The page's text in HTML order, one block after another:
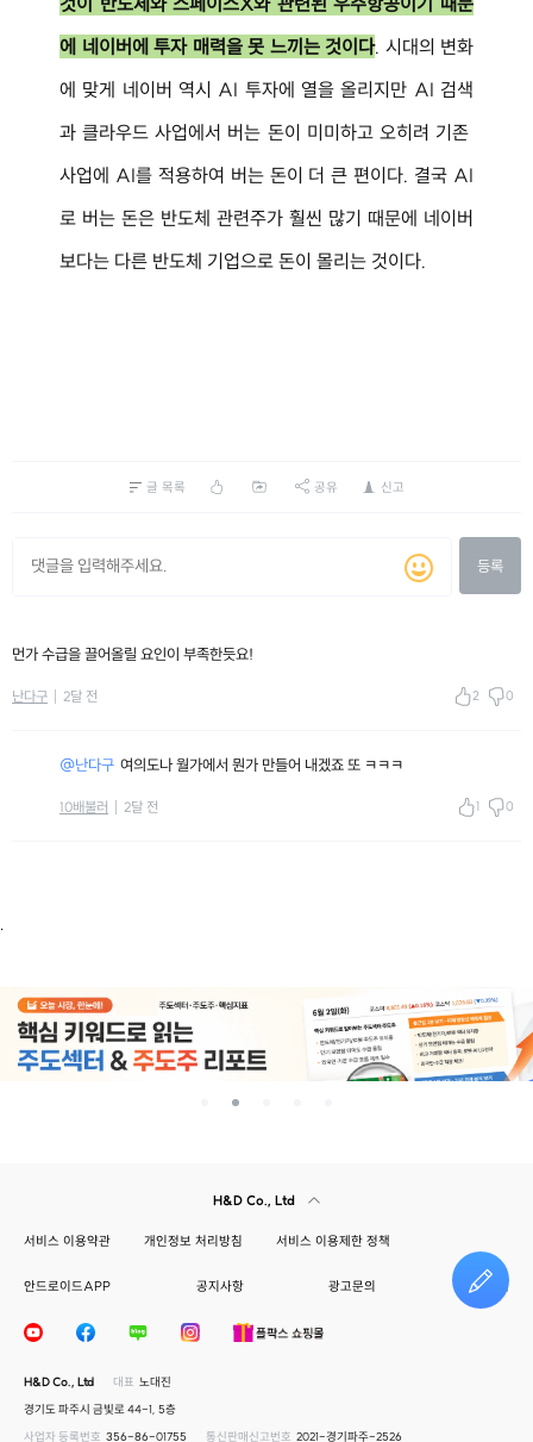
에 네이버에 투자 매력을 못 느끼는 것이다. 시대의 변화
에 맞게 네이버 역시 AI 투자에 열을 올리지만 AI 검색
과 클라우드 사업에서 버는 돈이 미미하고 오히려 기존
사업에 AI를 적용하여 버는 돈이 더 큰 편이다. 결국 AI
로 버는 돈은 반도체 관련주가 훨씬 많기 때문에 네이버
보다는 다른 반도체 기업으로 돈이 몰리는 것이다.
글 목록 공유 신고
등록
먼가 수급을 끌어올릴 요인이 부족한듯요!
난다구 2달 전 2 0
@난다구 여의도나 월가에서 뭔가 만들어 내겠죠 또 ㅋㅋㅋ
10배불러 2달 전 1 0
.
H&D Co., Ltd
서비스 이용약관 개인정보 처리방침 서비스 이용제한 정책
안드로이드APP 공지사항 광고문의 건의하기
H&D Co., Ltd 대표 노대진
경기도 파주시 금빛로 44-1, 5층
사업자 등록번호 356-86-01755 통신판매신고번호 2021-경기파주-2526